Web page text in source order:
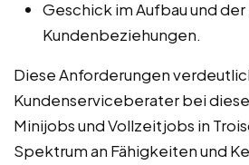
Geschick im Aufbau und
Kundenbeziehungen.
Diese Anforderungen
Kundenserviceberater bei
Minijobs und Vollzeitjobs in
Spektrum an Fähigkeiten und